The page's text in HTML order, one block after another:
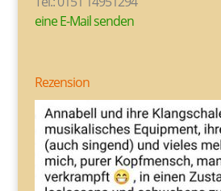
eine E-Mail senden
Rezension